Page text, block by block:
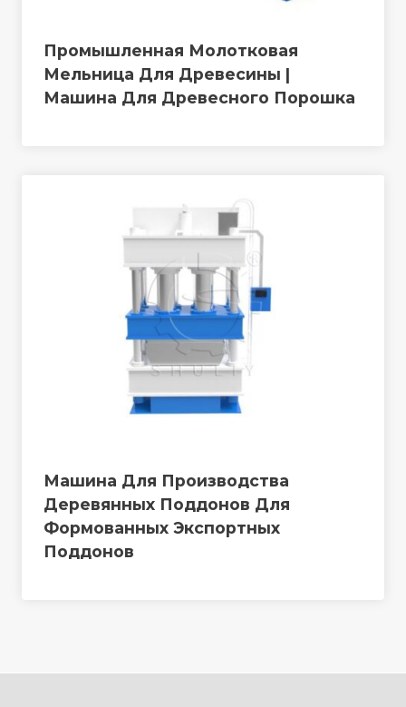
Промышленная Молотковая
Мельница Для Древесины |
Машина Для Древесного Порошка
Машина Для Производства
Деревянных Поддонов Для
Формованных Экспортных
Поддонов